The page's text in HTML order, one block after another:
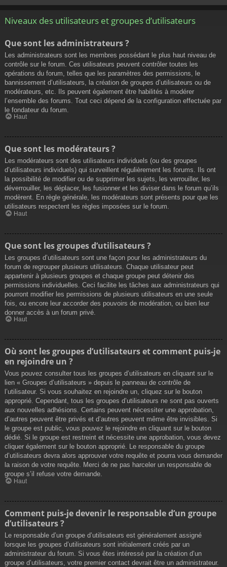
Niveaux des utilisateurs et groupes d’utilisateurs
Que sont les administrateurs ?
Les administrateurs sont les membres possédant le plus haut niveau de
contrôle sur le forum. Ces utilisateurs peuvent contrôler toutes les
opérations du forum, telles que les paramètres des permissions, le
bannissement d’utilisateurs, la création de groupes d’utilisateurs ou de
modérateurs, etc. Ils peuvent également être habilités à modérer
l’ensemble des forums. Tout ceci dépend de la configuration effectuée par
le fondateur du forum.
Haut
Que sont les modérateurs ?
Les modérateurs sont des utilisateurs individuels (ou des groupes
d’utilisateurs individuels) qui surveillent régulièrement les forums. Ils ont
la possibilité de modifier ou de supprimer les sujets, les verrouiller, les
déverrouiller, les déplacer, les fusionner et les diviser dans le forum qu’ils
modèrent. En règle générale, les modérateurs sont présents pour que les
utilisateurs respectent les règles imposées sur le forum.
Haut
Que sont les groupes d’utilisateurs ?
Les groupes d’utilisateurs sont une façon pour les administrateurs du
forum de regrouper plusieurs utilisateurs. Chaque utilisateur peut
appartenir à plusieurs groupes et chaque groupe peut détenir des
permissions individuelles. Ceci facilite les tâches aux administrateurs qui
pourront modifier les permissions de plusieurs utilisateurs en une seule
fois, ou encore leur accorder des pouvoirs de modération, ou bien leur
donner accès à un forum privé.
Haut
Où sont les groupes d’utilisateurs et comment puis-je
en rejoindre un ?
Vous pouvez consulter tous les groupes d’utilisateurs en cliquant sur le
lien « Groupes d’utilisateurs » depuis le panneau de contrôle de
l’utilisateur. Si vous souhaitez en rejoindre un, cliquez sur le bouton
approprié. Cependant, tous les groupes d’utilisateurs ne sont pas ouverts
aux nouvelles adhésions. Certains peuvent nécessiter une approbation,
d’autres peuvent être privés et d’autres peuvent même être invisibles. Si
le groupe est public, vous pouvez le rejoindre en cliquant sur le bouton
dédié. Si le groupe est restreint et nécessite une approbation, vous devez
cliquer également sur le bouton approprié. Le responsable du groupe
d’utilisateurs devra alors approuver votre requête et pourra vous demander
la raison de votre requête. Merci de ne pas harceler un responsable de
groupe s’il refuse votre demande.
Haut
Comment puis-je devenir le responsable d’un groupe
d’utilisateurs ?
Le responsable d’un groupe d’utilisateurs est généralement assigné
lorsque les groupes d’utilisateurs sont initialement créés par un
administrateur du forum. Si vous êtes intéressé par la création d’un
groupe d’utilisateurs, votre premier contact devrait être un administrateur.